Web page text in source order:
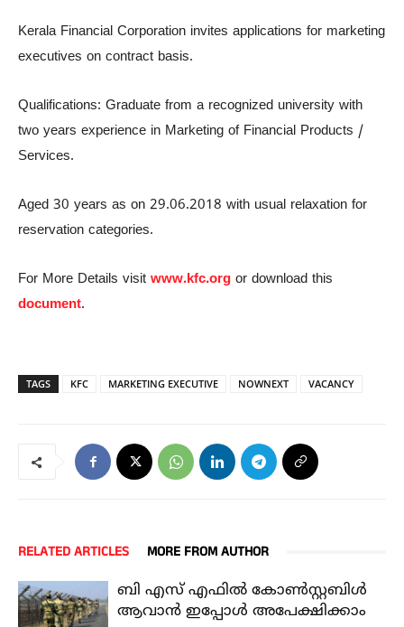
Kerala Financial Corporation invites applications for marketing
executives on contract basis.
Qualifications: Graduate from a recognized university with
two years experience in Marketing of Financial Products /
Services.
Aged 30 years as on 29.06.2018 with usual relaxation for
reservation categories.​
For More Details visit www.kfc.org or download this
document.
TAGS KFC MARKETING EXECUTIVE NOWNEXT VACANCY
RELATED ARTICLES MORE FROM AUTHOR
ബി എസ് എഫിൽ കോൺസ്റ്റബിൾ
ആവാൻ ഇപ്പോൾ അപേക്ഷിക്കാം